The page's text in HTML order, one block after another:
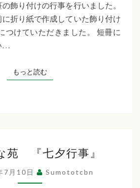
ー
ビ
ス
行
事
飾り付けの行事を行いました。
折り紙で作成していた飾り付け
つけていただきました。 短冊に
…
もっと読むもっと読む
ち
ば
な
苑 『七夕行事』
7月10日 Sumototcbn